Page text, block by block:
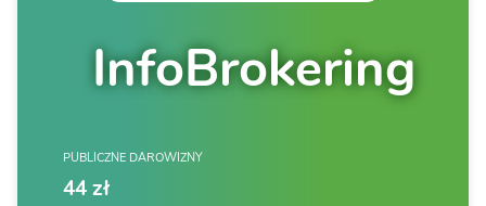
InfoBrokering
PUBLICZNE DAROWIZNY
44 zł